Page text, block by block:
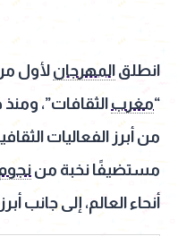
انطلق المهرجان
“مغرب الثقافات”،
من أبرز الفعاليات
مستضيفًا نخبة من
أنحاء العالم، إلى جانب أبرز